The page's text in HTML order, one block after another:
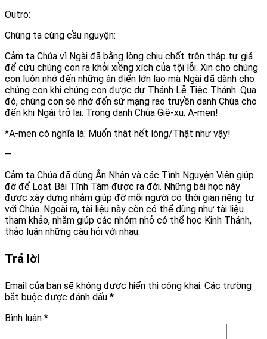
Outro:
Chúng ta cùng cầu nguyện:
Cảm tạ Chúa vì Ngài đã bằng lòng chịu chết trên thập tự giá
để cứu chúng con ra khỏi xiềng xích của tội lỗi. Xin cho chúng
con luôn nhớ đến những ân điển lớn lao mà Ngài đã dành cho
chúng con khi chúng con được dự Thánh Lễ Tiệc Thánh. Qua
đó, chúng con sẽ nhớ đến sứ mạng rao truyền danh Chúa cho
đến khi Ngài trở lại. Trong danh Chúa Giê-xu. A-men!
*A-men có nghĩa là: Muốn thật hết lòng/Thật như vậy!
—
Cảm tạ Chúa đã dùng Ân Nhân và các Tình Nguyện Viên giúp
đỡ để Loạt Bài Tĩnh Tâm được ra đời. Những bài học này
được xây dựng nhằm giúp đỡ mỗi người có thời gian riêng tư
với Chúa. Ngoài ra, tài liệu này còn có thể dùng như tài liệu
tham khảo, nhằm giúp các nhóm nhỏ có thể học Kinh Thánh,
thảo luận những câu hỏi với nhau.
Trả lời
Email của bạn sẽ không được hiển thị công khai. Các trường
bắt buộc được đánh dấu *
Bình luận *